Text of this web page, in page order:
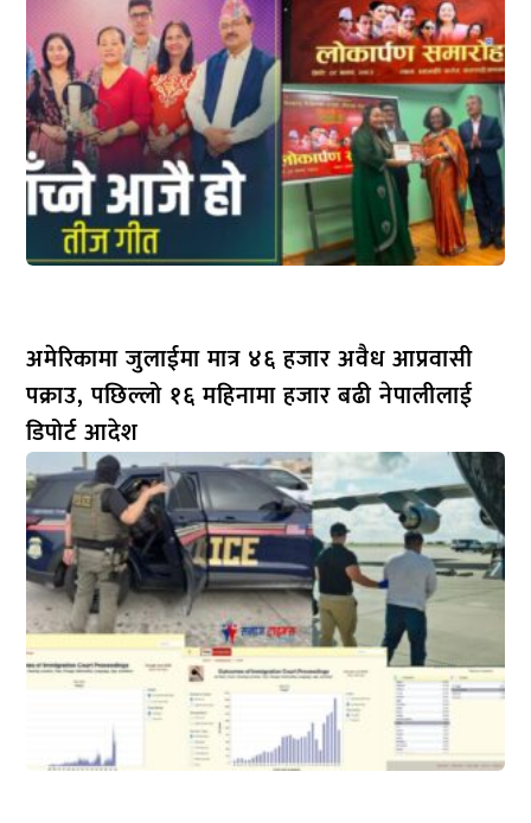
अमेरिकामा जुलाईमा मात्र ४६ हजार अवैध आप्रवासी
पक्राउ, पछिल्लो १६ महिनामा हजार बढी नेपालीलाई
डिपोर्ट आदेश